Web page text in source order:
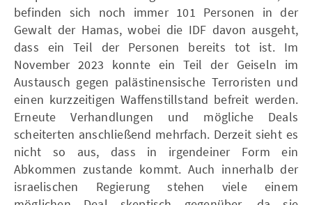
befinden sich noch immer 101 Personen in der
Gewalt der Hamas, wobei die IDF davon ausgeht,
dass ein Teil der Personen bereits tot ist. Im
November 2023 konnte ein Teil der Geiseln im
Austausch gegen palästinensische Terroristen und
einen kurzzeitigen Waffenstillstand befreit werden.
Erneute Verhandlungen und mögliche Deals
scheiterten anschließend mehrfach. Derzeit sieht es
nicht so aus, dass in irgendeiner Form ein
Abkommen zustande kommt. Auch innerhalb der
israelischen Regierung stehen viele einem